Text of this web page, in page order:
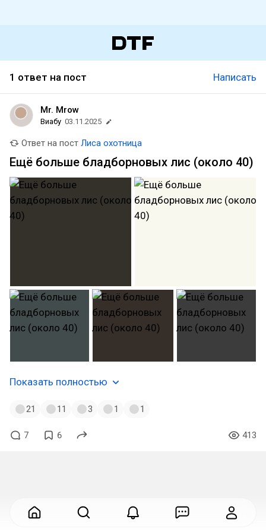
1 ответ на пост Написать
Mr. Mrow
Виабу 03.11.2025
Ответ на пост Лиса охотница
Ещё больше бладборновых лис (около 40)
Показать полностью
21 11 3 1 1
7 6 413